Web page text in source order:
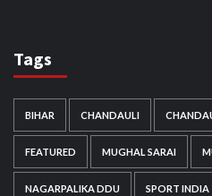
Tags
BIHAR CHANDAULI
FEATURED MUGHAL SARAI
NAGARPALIKA DDU SPORT INDIA